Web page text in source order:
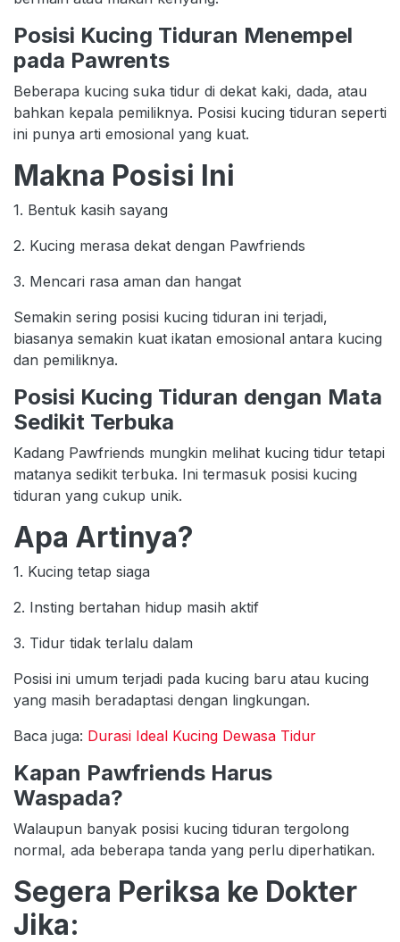
Posisi Kucing Tiduran Menempel
pada Pawrents
Beberapa kucing suka tidur di dekat kaki, dada, atau
bahkan kepala pemiliknya. Posisi kucing tiduran seperti
ini punya arti emosional yang kuat.
Makna Posisi Ini
1. Bentuk kasih sayang
2. Kucing merasa dekat dengan Pawfriends
3. Mencari rasa aman dan hangat
Semakin sering posisi kucing tiduran ini terjadi,
biasanya semakin kuat ikatan emosional antara kucing
dan pemiliknya.
Posisi Kucing Tiduran dengan Mata
Sedikit Terbuka
Kadang Pawfriends mungkin melihat kucing tidur tetapi
matanya sedikit terbuka. Ini termasuk posisi kucing
tiduran yang cukup unik.
Apa Artinya?
1. Kucing tetap siaga
2. Insting bertahan hidup masih aktif
3. Tidur tidak terlalu dalam
Posisi ini umum terjadi pada kucing baru atau kucing
yang masih beradaptasi dengan lingkungan.
Baca juga: Durasi Ideal Kucing Dewasa Tidur
Kapan Pawfriends Harus
Waspada?
Walaupun banyak posisi kucing tiduran tergolong
normal, ada beberapa tanda yang perlu diperhatikan.
Segera Periksa ke Dokter
Jika: